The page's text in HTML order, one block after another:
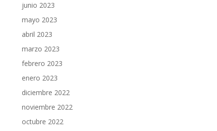
junio 2023
mayo 2023
abril 2023
marzo 2023
febrero 2023
enero 2023
diciembre 2022
noviembre 2022
octubre 2022